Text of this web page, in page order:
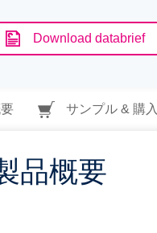
Download databrief
サンプル & 購入
品概要